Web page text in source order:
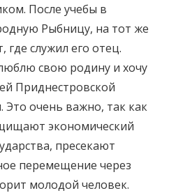
После учебы в
Рыбницу, на тот же
служил его отец.
свою родину и хочу
Приднестровской
Это очень важно, так как
экономический
пресекают
перемещение через
молодой человек.